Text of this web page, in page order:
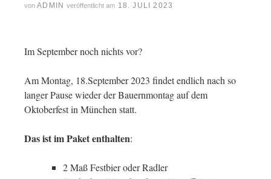
von ADMIN veröffentlicht am 18. JULI 2023
Im September noch nichts vor?
Am Montag, 18.September 2023 findet endlich nach so
langer Pause wieder der Bauernmontag auf dem
Oktoberfest in München statt.
Das ist im Paket enthalten:
2 Maß Festbier oder Radler